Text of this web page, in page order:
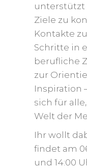
unterstützt
Ziele zu
Kontakte
Schritte in
berufliche
zur
Inspiration
sich für
Welt der
Ihr wollt
findet am
und 14:00